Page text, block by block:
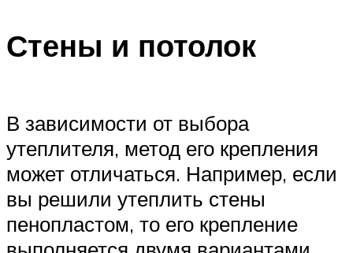
Стены и потолок
В зависимости от выбора
утеплителя, метод его крепления
может отличаться. Например, если
вы решили утеплить стены
пенопластом, то его крепление